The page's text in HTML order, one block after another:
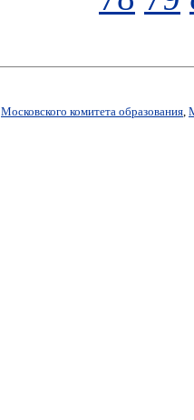
Московского комитета образования,